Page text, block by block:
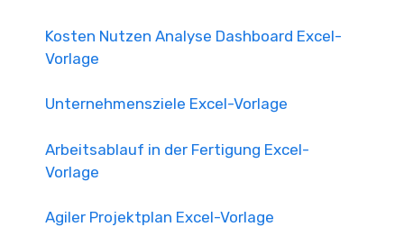
Kosten Nutzen Analyse Dashboard Excel-
Vorlage
Unternehmensziele Excel-Vorlage
Arbeitsablauf in der Fertigung Excel-
Vorlage
Agiler Projektplan Excel-Vorlage